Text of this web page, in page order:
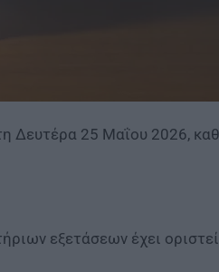
Δευτέρα 25 Μαΐου 2026,
εξετάσεων έχει